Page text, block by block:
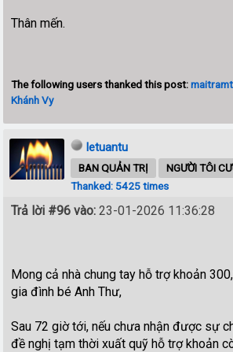
Thân mến.
The following users thanked this post:
Khánh Vy
letuantu
BAN QUẢN TRỊ
NGƯỜI TÔI
Thanked: 5425 times
Trả lời #96 vào: 23-01-2026 11:36:28
Mong cả nhà chung tay hỗ trợ khoản
gia đình bé Anh Thư,
Sau 72 giờ tới, nếu chưa nhận được sự
đề nghị tạm thời xuất quỹ hỗ trợ khoản